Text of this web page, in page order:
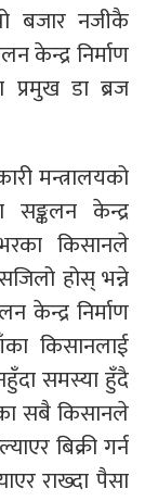
बजार नजीकै
केन्द्र निर्माण
प्रमुख डा ब्रज
मन्त्रालयको
सङ्कलन केन्द्र
किसानले
होस् भन्ने
केन्द्र निर्माण
किसानलाई
समस्या हुँदै
सबै किसानले
बिक्री गर्न
राख्दा पैसा